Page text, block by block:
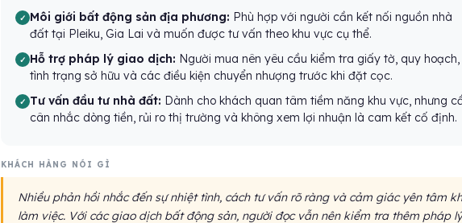
Môi giới bất động sản địa phương: Phù hợp với người cần kết nối nguồn nhà
đất tại Pleiku, Gia Lai và muốn được tư vấn theo khu vực cụ thể.
Hỗ trợ pháp lý giao dịch: Người mua nên yêu cầu kiểm tra giấy tờ, quy hoạch,
tình trạng sở hữu và các điều kiện chuyển nhượng trước khi đặt cọc.
Tư vấn đầu tư nhà đất: Dành cho khách quan tâm tiềm năng khu vực, nhưng
cân nhắc dòng tiền, rủi ro thị trường và không xem lợi nhuận là cam kết cố định.
KHÁCH HÀNG NÓI GÌ
Nhiều phản hồi nhắc đến sự nhiệt tình, cách tư vấn rõ ràng và cảm giác yên tâm
làm việc. Với các giao dịch bất động sản, người đọc vẫn nên kiểm tra thêm pháp